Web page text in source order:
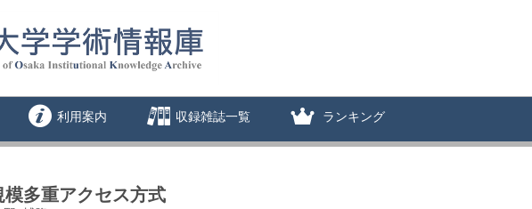
利用案内 収録雑誌一覧 ランキング
模多重アクセス方式